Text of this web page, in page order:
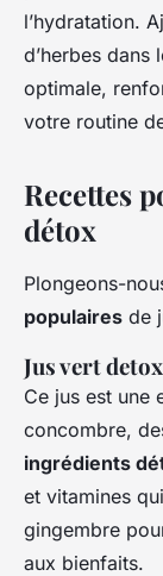
l’hydratation.
d’herbes dans
optimale,
votre routine
Recettes
détox
Plongeons-
populaires de
Jus vert detox
Ce jus est une
concombre,
ingrédients
et vitamines
gingembre
aux bienfaits.